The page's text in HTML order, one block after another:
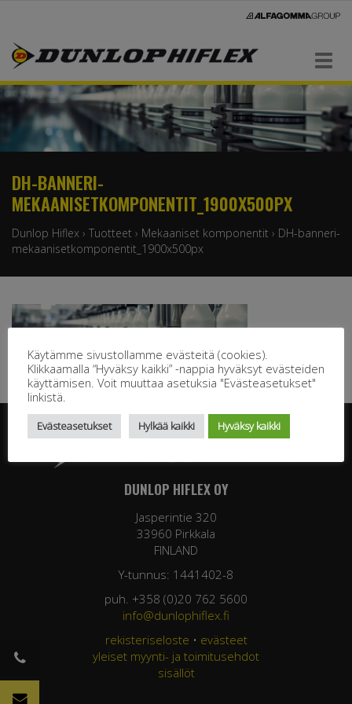
Navigaatio
DH-BANNERI-
MEKAANISETKOMPONENTIT_1900X500PX
Dunlop Hiflex › Tuotteet › Mekaaniset komponentit › DH-banneri-
mekaanisetkomponentit_1900x500px
DUNLOP HIFLEX OY
Jasperintie 320
33960 Pirkkala
FINLAND
Y-tunnus: 1441402-8
puh. +358 (0)20 762 5600
info@dunlophiflex.fi
rekisteriseloste • evästeet
yleiset myynti- ja toimitusehdot
sisällöt
Käytämme sivustollamme evästeitä (cookies).
Klikkaamalla “Hyväksy kaikki” -nappia hyväksyt evästeiden
käyttämisen. Voit muuttaa asetuksia "Evästeasetukset"
linkistä.
Evästeasetukset Hylkää kaikki Hyväksy kaikki